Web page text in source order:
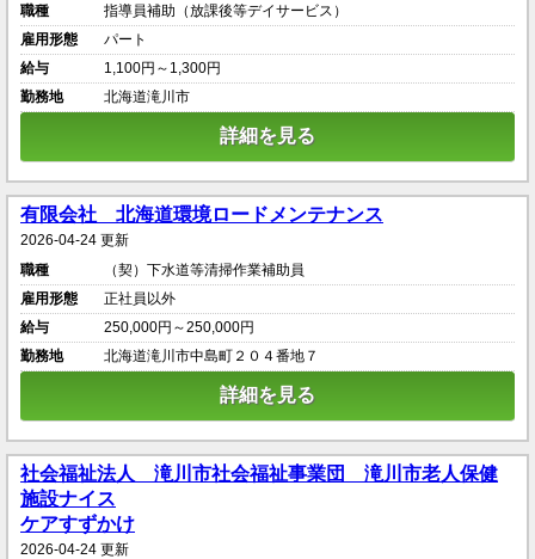
職種
指導員補助（放課後等デイサービス）
雇用形態
パート
給与
1,100円～1,300円
勤務地
北海道滝川市
詳細を見る
有限会社 北海道環境ロードメンテナンス
2026-04-24 更新
職種
（契）下水道等清掃作業補助員
雇用形態
正社員以外
給与
250,000円～250,000円
勤務地
北海道滝川市中島町２０４番地７
詳細を見る
社会福祉法人 滝川市社会福祉事業団 滝川市老人保健
施設ナイス
ケアすずかけ
2026-04-24 更新